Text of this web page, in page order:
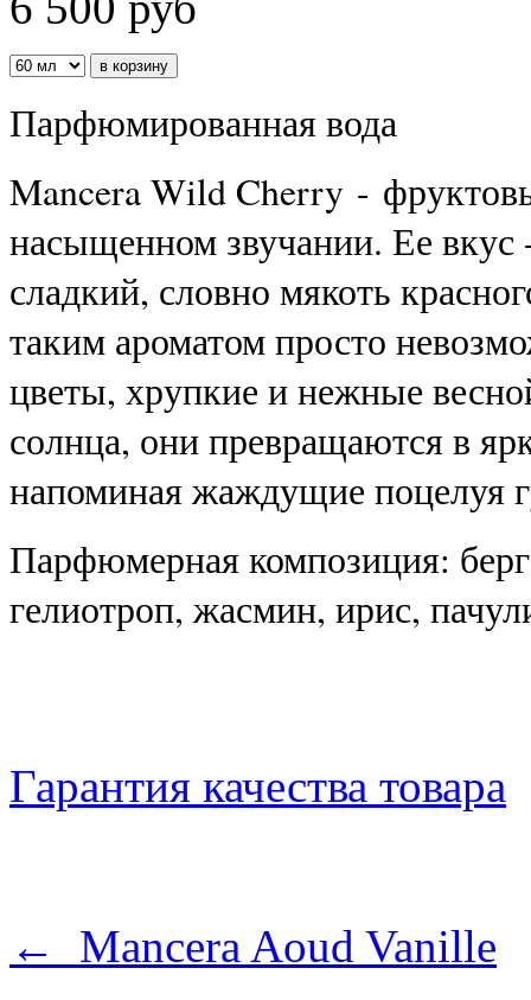
Парфюмированная вода
Mancera Wild Cherry -
насыщенном звучании. Ее
сладкий, словно мякоть
таким ароматом просто
цветы, хрупкие и нежные
солнца, они превращаются в
напоминая жаждущие поцелуя
Парфюмерная композиция:
гелиотроп, жасмин, ирис,
Гарантия качества товара
← Mancera Aoud Vanille